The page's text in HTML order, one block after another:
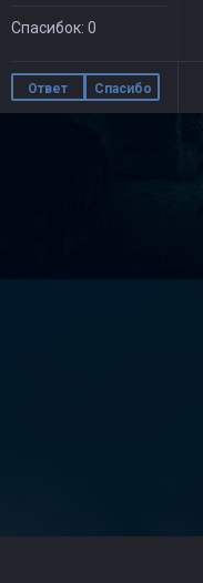
Спасибок: 0
Ответ Спасибо